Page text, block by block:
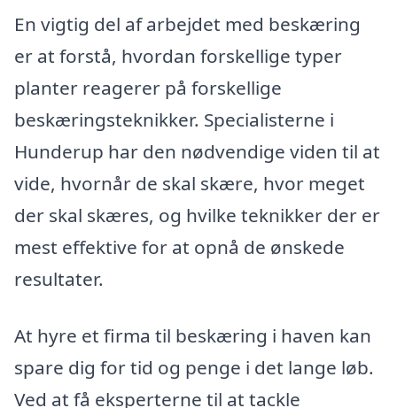
En vigtig del af arbejdet med beskæring
er at forstå, hvordan forskellige typer
planter reagerer på forskellige
beskæringsteknikker. Specialisterne i
Hunderup har den nødvendige viden til at
vide, hvornår de skal skære, hvor meget
der skal skæres, og hvilke teknikker der er
mest effektive for at opnå de ønskede
resultater.
At hyre et firma til beskæring i haven kan
spare dig for tid og penge i det lange løb.
Ved at få eksperterne til at tackle